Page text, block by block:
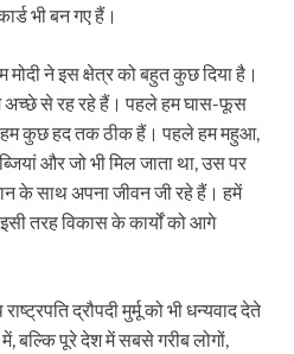
भी बन गए हैं।
मोदी ने इस क्षेत्र को बहुत कुछ दिया है।
अच्छे से रह रहे हैं। पहले हम घास-फूस
हम कुछ हद तक ठीक हैं। पहले हम महुआ,
और जो भी मिल जाता था, उस पर
के साथ अपना जीवन जी रहे हैं। हमें
तरह विकास के कार्यों को आगे
द्रौपदी मुर्मू को भी धन्यवाद देते
बल्कि पूरे देश में सबसे गरीब लोगों,